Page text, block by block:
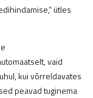
ütles
vaid
kui võrreldavates
peavad tuginema